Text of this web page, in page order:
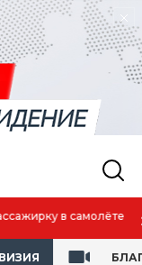
России по лёгкой